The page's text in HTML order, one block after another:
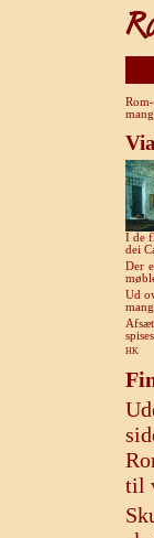
I de
dei
Der
Ud
HK
til